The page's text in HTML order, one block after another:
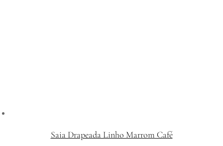
Saia Drapeada Linho Marrom Café